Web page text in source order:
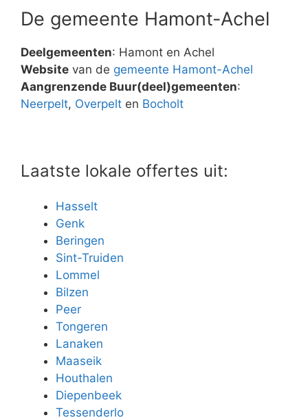
De gemeente Hamont-Achel
Deelgemeenten: Hamont en Achel
Website van de gemeente Hamont-Achel
Aangrenzende Buur(deel)gemeenten:
Neerpelt, Overpelt en Bocholt
Laatste lokale offertes uit:
Hasselt
Genk
Beringen
Sint-Truiden
Lommel
Bilzen
Peer
Tongeren
Lanaken
Maaseik
Houthalen
Diepenbeek
Tessenderlo